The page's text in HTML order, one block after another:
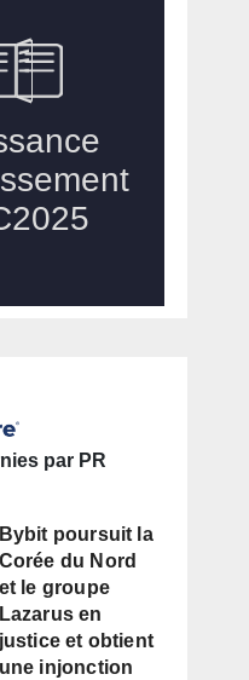
par PR
Bybit poursuit la
Corée du Nord
et le groupe
Lazarus en
justice et obtient
une injonction